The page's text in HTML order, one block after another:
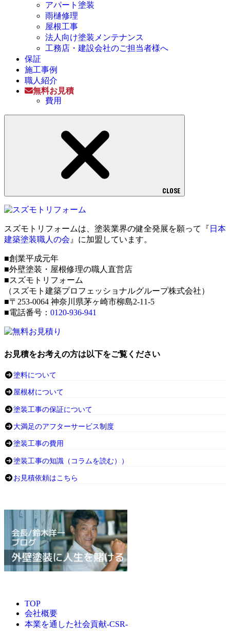
アパート塗装
雨樋修理
屋根工事
法人向け塗装メンテナンス
工務店・建設会社のご担当者様へ
保証
施工事例
職人紹介
無料お見積
費用
CLOSE
スズモトリフォームは、塗装業界の健全発展を願って『 日本
建築塗装職人の会 』に加盟しています。
■創業平成元年
■外壁塗装・屋根修理の職人直営店
■スズモトリフォーム
（スズモト建築プロフェッショナルグループ株式会社）
■〒253-0064 神奈川県茅ヶ崎市柳島2-11-5
■電話番号： 0120-936-941
お見積をお考えの方は以下をご覧ください
塗料について
屋根材について
塗装工事の保証について
大満足のアフターサービス制度
塗装工事の費用
塗装工事の知識（コラムを読む））
お見積依頼はこちら
TOP
会社概要
本業を通した社会貢献-CSR-